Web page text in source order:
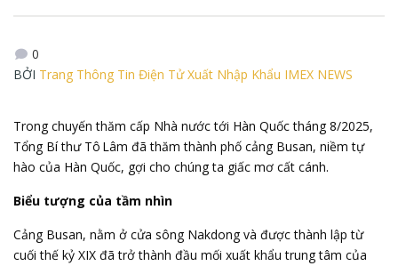
0
BỞI Trang Thông Tin Điện Tử Xuất Nhập Khẩu IMEX NEWS
Trong chuyến thăm cấp Nhà nước tới Hàn Quốc tháng 8/2025,
Tổng Bí thư Tô Lâm đã thăm thành phố cảng Busan, niềm tự
hào của Hàn Quốc, gợi cho chúng ta giấc mơ cất cánh.
Biểu tượng của tầm nhìn
Cảng Busan, nằm ở cửa sông Nakdong và được thành lập từ
cuối thế kỷ XIX đã trở thành đầu mối xuất khẩu trung tâm của